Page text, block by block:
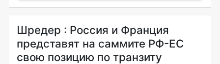
Шредер : Россия и Франция
представят на саммите РФ-ЕС
свою позицию по транзиту